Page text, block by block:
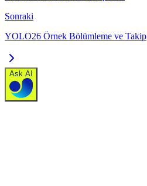
Sonraki
YOLO26 Örnek Bölümleme ve Takip
Ask AI